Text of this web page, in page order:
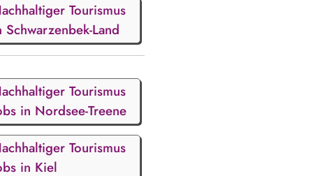
Tourismus
Schwarzenbek-Land
Tourismus
in Nordsee-Treene
Tourismus
in Kiel